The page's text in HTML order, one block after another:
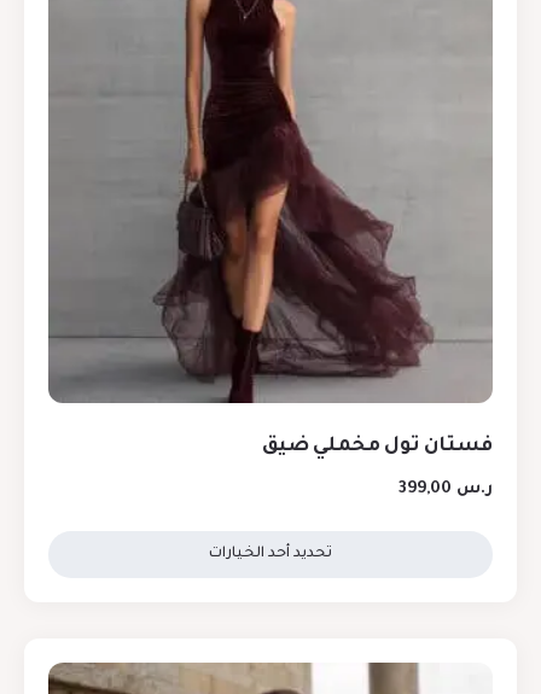
فستان تول مخملي ضيق
ر.س
تحديد أحد الخيارات